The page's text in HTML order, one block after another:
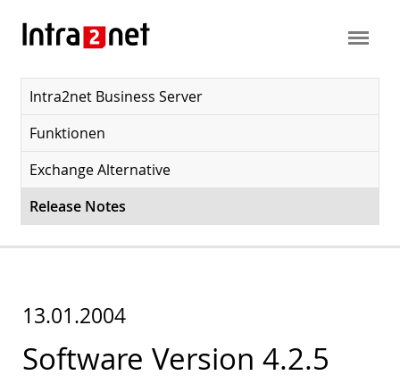
Intra2net Business Server
Funktionen
Exchange Alternative
Release Notes
13.01.2004
Software Version 4.2.5